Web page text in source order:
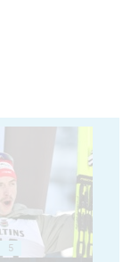
5